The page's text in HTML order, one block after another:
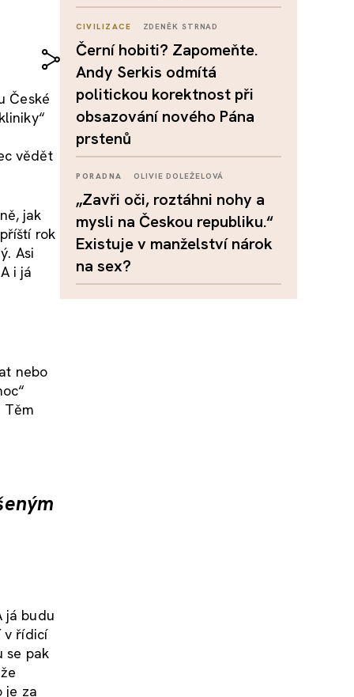
České
vědět
jak
rok
Asi
i já
nebo
Těm
já budu
v řídicí
se pak
je za
CIVILIZACE ZDENĚK STRNAD
Černí hobiti? Zapomeňte.
Andy Serkis odmítá
politickou korektnost při
obsazování nového Pána
prstenů
PORADNA OLIVIE DOLEŽELOVÁ
„Zavři oči, roztáhni nohy a
mysli na Českou republiku.“
Existuje v manželství nárok
na sex?